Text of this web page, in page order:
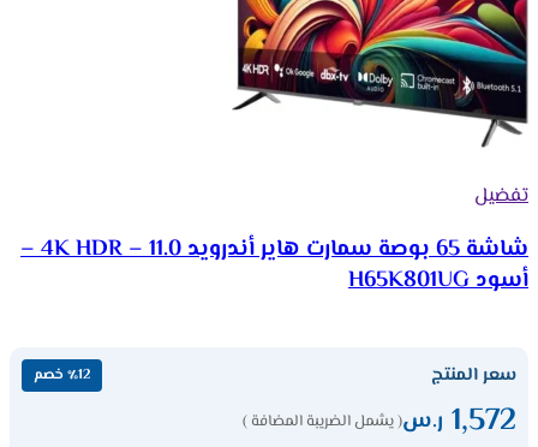
تفضيل
شاشة 65 بوصة سمارت هاير أندرويد 11.0 – 4K HDR –
أسود H65K801UG
سعر المنتج ٪12 خصم
1,572 ر.س( يشمل الضريبة المضافة )